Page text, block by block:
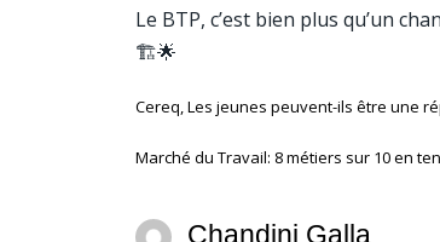
Le BTP, c’est bien plus qu’un
🏗️🌟
Cereq, Les jeunes peuvent-ils être une
Marché du Travail: 8 métiers sur 10 en
Chandini Galla